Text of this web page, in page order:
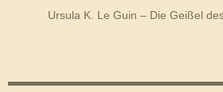
Ursula K. Le Guin – Die Geißel